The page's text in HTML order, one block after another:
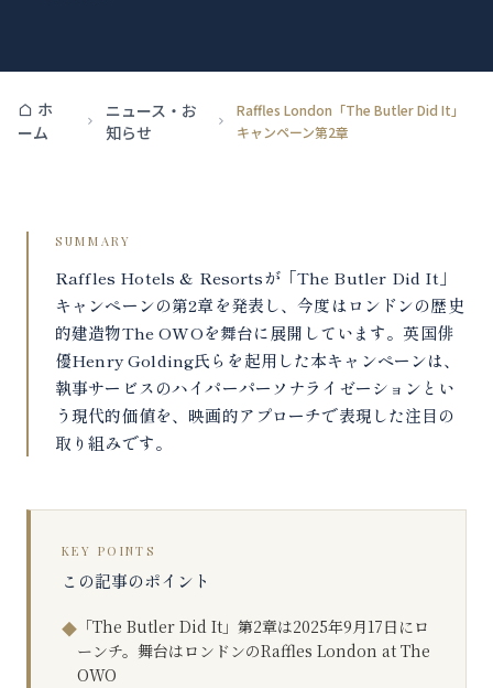
ホ
ーム
ニュース・お
知らせ
Raffles London「The Butler Did It」
キャンペーン第2章
SUMMARY
Raffles Hotels & Resortsが「The Butler Did It」
キャンペーンの第2章を発表し、今度はロンドンの歴史
的建造物The OWOを舞台に展開しています。英国俳
優Henry Golding氏らを起用した本キャンペーンは、
執事サービスのハイパーパーソナライゼーションとい
う現代的価値を、映画的アプローチで表現した注目の
取り組みです。
KEY POINTS
この記事のポイント
◆ 「The Butler Did It」第2章は2025年9月17日にロ
ーンチ。舞台はロンドンのRaffles London at The
OWO